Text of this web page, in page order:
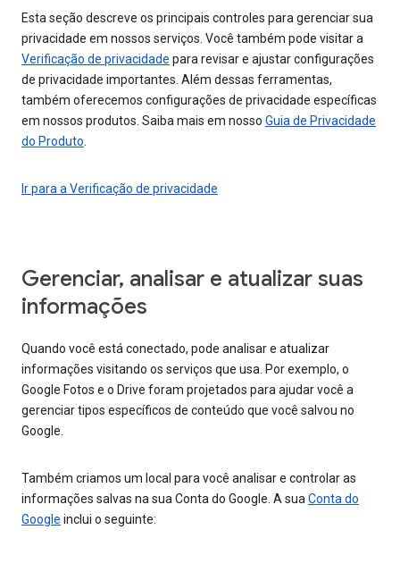
Esta seção descreve os principais controles para gerenciar sua
privacidade em nossos serviços. Você também pode visitar a
Verificação de privacidade para revisar e ajustar configurações
de privacidade importantes. Além dessas ferramentas,
também oferecemos configurações de privacidade específicas
em nossos produtos. Saiba mais em nosso Guia de Privacidade
do Produto
Ir para a Verificação de privacidade
Gerenciar, analisar e atualizar suas
informações
Quando você está conectado, pode analisar e atualizar
informações visitando os serviços que usa. Por exemplo, o
Google Fotos e o Drive foram projetados para ajudar você a
gerenciar tipos específicos de conteúdo que você salvou no
Google.
Também criamos um local para você analisar e controlar as
informações salvas na sua Conta do Google. A sua Conta do
Google inclui o seguinte: